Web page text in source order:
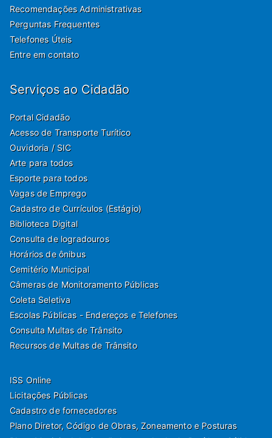
Recomendações Administrativas
Perguntas Frequentes
Telefones Úteis
Entre em contato
Serviços ao Cidadão
Portal Cidadão
Acesso de Transporte Turítico
Ouvidoria / SIC
Arte para todos
Esporte para todos
Vagas de Emprego
Cadastro de Currículos (Estágio)
Biblioteca Digital
Consulta de logradouros
Horários de ônibus
Cemitério Municipal
Câmeras de Monitoramento Públicas
Coleta Seletiva
Escolas Públicas - Endereços e Telefones
Consulta Multas de Trânsito
Recursos de Multas de Trânsito
ISS Online
Licitações Públicas
Cadastro de fornecedores
Plano Diretor, Código de Obras, Zoneamento e Posturas